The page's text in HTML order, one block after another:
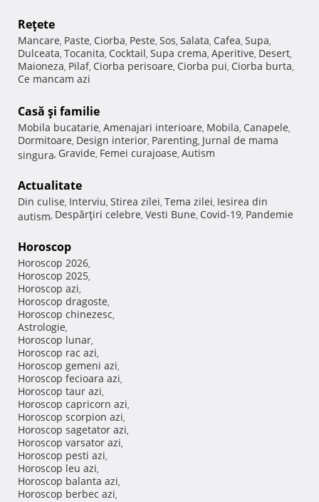
Reţete
Mancare, Paste, Ciorba, Peste, Sos, Salata, Cafea, Supa,
Dulceata, Tocanita, Cocktail, Supa crema, Aperitive, Desert,
Maioneza, Pilaf, Ciorba perisoare, Ciorba pui, Ciorba burta,
Ce mancam azi
Casă şi familie
Mobila bucatarie, Amenajari interioare, Mobila, Canapele,
Dormitoare, Design interior, Parenting, Jurnal de mama
singura, Gravide, Femei curajoase, Autism
Actualitate
Din culise, Interviu, Stirea zilei, Tema zilei, Iesirea din
autism, Despărţiri celebre, Vesti Bune, Covid-19, Pandemie
Horoscop
Horoscop 2026,
Horoscop 2025,
Horoscop azi,
Horoscop dragoste,
Horoscop chinezesc,
Astrologie,
Horoscop lunar,
Horoscop rac azi,
Horoscop gemeni azi,
Horoscop fecioara azi,
Horoscop taur azi,
Horoscop capricorn azi,
Horoscop scorpion azi,
Horoscop sagetator azi,
Horoscop varsator azi,
Horoscop pesti azi,
Horoscop leu azi,
Horoscop balanta azi,
Horoscop berbec azi,